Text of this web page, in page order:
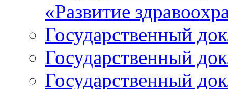
«Развитие
Государственный
Государственный
Государственный